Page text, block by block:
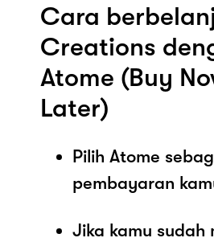
Cara
Creations
Atome (Buy
Later)
Pilih Atome
pembayaran
Jika kamu sudah